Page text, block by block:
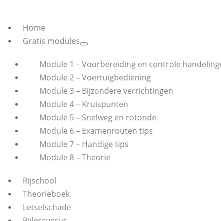
Home
Gratis modules
Module 1 – Voorbereiding en controle
Module 2 – Voertuigbediening
Module 3 – Bijzondere verrichtingen
Module 4 – Kruispunten
Module 5 – Snelweg en rotonde
Module 6 – Examenrouten tips
Module 7 – Handige tips
Module 8 – Theorie
Rijschool
Theorieboek
Letselschade